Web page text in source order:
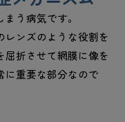
う病気です。
レンズのような役割を
屈折させて網膜に像を
に重要な部分なので